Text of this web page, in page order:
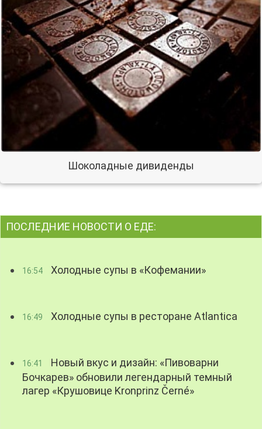
Шоколадные дивиденды
ПОСЛЕДНИЕ НОВОСТИ О ЕДЕ:
16:54 Холодные супы в «Кофемании»
16:49 Холодные супы в ресторане Atlantica
16:41
Новый вкус и дизайн: «Пивоварни
Бочкарев» обновили легендарный темный
лагер «Крушовице Kronprinz Černé»